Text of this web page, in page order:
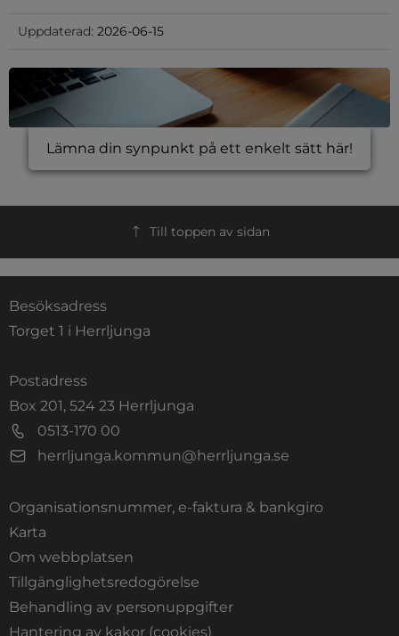
Uppdaterad: 2026-06-15
Lämna din synpunkt på ett enkelt sätt här!
Till toppen av sidan
Besöksadress
Torget 1 i Herrljunga
Postadress
Box 201, 524 23 Herrljunga
0513-170 00
herrljunga.kommun@herrljunga.se
Organisationsnummer, e-faktura & bankgiro
Karta
Om webbplatsen
Tillgänglighetsredogörelse
Behandling av personuppgifter
Hantering av kakor (cookies)